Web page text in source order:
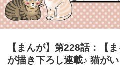
【まんが】第228話：【
が描き下ろし連載♪ 猫が